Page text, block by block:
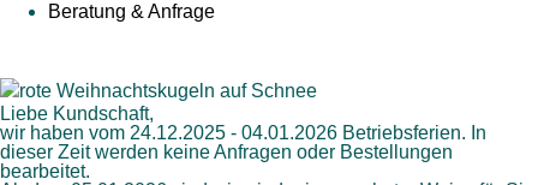
Beratung & Anfrage
Liebe Kundschaft,
wir haben vom 24.12.2025 - 04.01.2026 Betriebsferien. In
dieser Zeit werden keine Anfragen oder Bestellungen
bearbeitet.